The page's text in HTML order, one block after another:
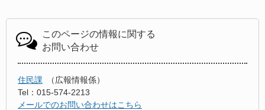
このページの情報に関する
お問い合わせ
住民課
広報情報係
Tel：015-574-2213
メールでのお問い合わせはこちら